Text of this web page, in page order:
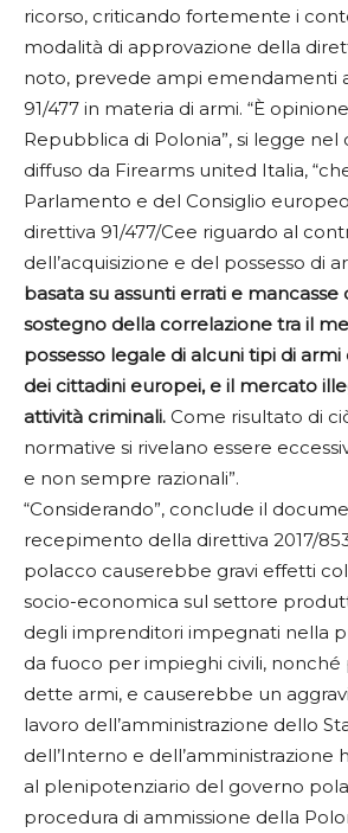
ricorso, criticando fortemente i
modalità di approvazione della
noto, prevede ampi emendamenti
91/477 in materia di armi. “È
Repubblica di Polonia”, si legge
diffuso da Firearms united Italia,
Parlamento e del Consiglio
direttiva 91/477/Cee riguardo al
dell’acquisizione e del possesso di
basata su assunti errati e mancasse
sostegno della correlazione tra il
possesso legale di alcuni tipi di
dei cittadini europei, e il mercato
attività criminali. Come risultato di
normative si rivelano essere
e non sempre razionali”.
“Considerando”, conclude il
recepimento della direttiva 2017/
polacco causerebbe gravi effetti
socio-economica sul settore
degli imprenditori impegnati nella
da fuoco per impieghi civili, nonché
dette armi, e causerebbe un
lavoro dell’amministrazione dello
dell’Interno e dell’amministrazione
al plenipotenziario del governo
procedura di ammissione della